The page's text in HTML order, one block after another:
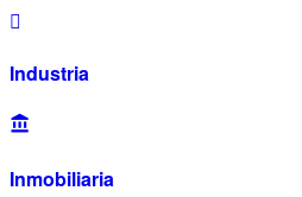
Industria
Inmobiliaria